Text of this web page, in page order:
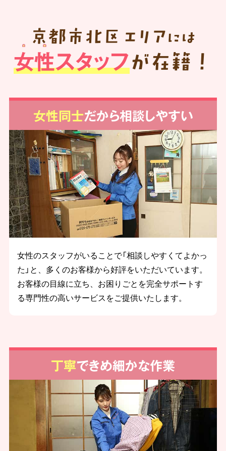
京都市北区 エリア には
女性スタッフが在籍！
女性同士だから相談しやすい
女性のスタッフがいることで「相談しやすくてよかっ
た」と、多くのお客様から好評をいただいています。
お客様の目線に立ち、お困りごとを完全サポートす
る専門性の高いサービスをご提供いたします。
丁寧できめ細かな作業